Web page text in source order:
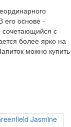
его основе -
сочетающийся с
более ярко на
можно купить